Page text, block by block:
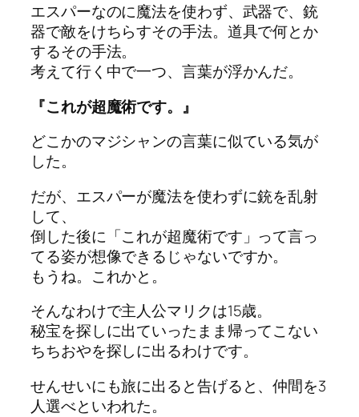
エスパーなのに魔法を使わず、武器で、銃
器で敵をけちらすその手法。道具で何とか
するその手法。
考えて行く中で一つ、言葉が浮かんだ。
『これが超魔術です。』
どこかのマジシャンの言葉に似ている気が
した。
だが、エスパーが魔法を使わずに銃を乱射
して、
倒した後に「これが超魔術です」って言っ
てる姿が想像できるじゃないですか。
もうね。これかと。
そんなわけで主人公マリクは15歳。
秘宝を探しに出ていったまま帰ってこない
ちちおやを探しに出るわけです。
せんせいにも旅に出ると告げると、仲間を3
人選べといわれた。